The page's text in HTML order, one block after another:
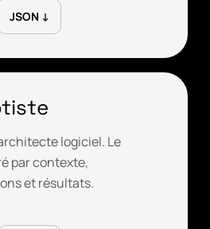
JSON ↓
logiciel. Le
par contexte,
et résultats.